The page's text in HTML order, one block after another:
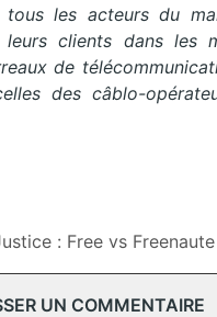
les acteurs du
clients dans les
de
des câblo-
: Free vs
UN COMMENTAIRE